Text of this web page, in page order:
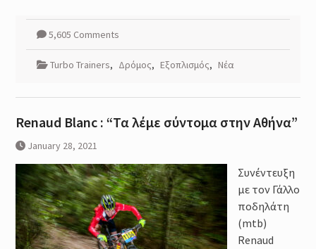
5,605 Comments
Turbo Trainers, Δρόμος, Εξοπλισμός, Νέα
Renaud Blanc : “Τα λέμε σύντομα στην Αθήνα”
January 28, 2021
Συνέντευξη
με τον Γάλλο
ποδηλάτη
(mtb)
Renaud